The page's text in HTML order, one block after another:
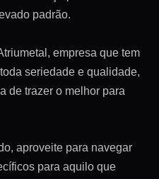
padrão.
empresa que tem
seriedade e qualidade,
de trazer o melhor para
aproveite para navegar
para aquilo que